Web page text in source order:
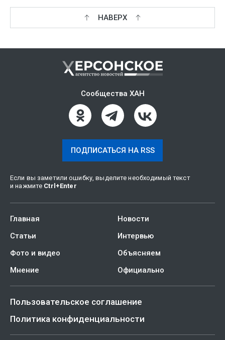
НАВЕРХ
Сообщества ХАН
ПОДПИСАТЬСЯ НА RSS
Если вы заметили ошибку, выделите необходимый текст
и нажмите Ctrl +Enter
Главная
Новости
Статьи
Интервью
Фото и видео
Объясняем
Мнение
Официально
Пользовательское соглашение
Политика конфиденциальности